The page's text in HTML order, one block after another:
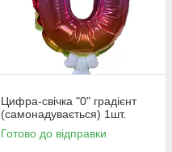
Цифра-свічка "0" градієнт
(самонадувається) 1шт.
Готово до відправки